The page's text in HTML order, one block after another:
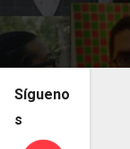
Sígueno
s